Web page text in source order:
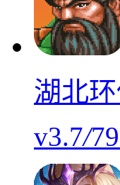
湖北
v3.7/